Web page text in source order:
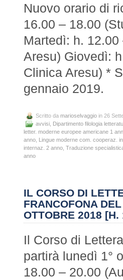
Nuovo orario di
16.00 – 18.00
Martedì: h.
Aresu) Giovedì:
Clinica Aresu) *
gennaio 2019.
Scritto da marioselvaggio in 26
avvisi, Dipartimento filologia
letter. moderne europee americane 1
anno, Lingue moderne com. cooperaz.
internaz. 2 anno, Traduzione
anno
IL CORSO DI
FRANCOFONA
OTTOBRE 2018
Il Corso di
partirà lunedì 1°
18.00 – 20.00